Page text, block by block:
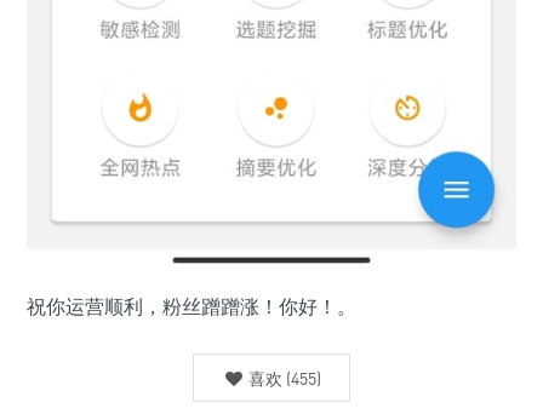
祝你运营顺利，粉丝蹭蹭涨！你好！。
喜欢 (455)